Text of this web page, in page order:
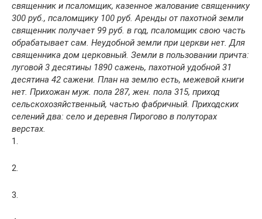
священник и псаломщик, казенное жалование священнику
300 руб., псаломщику 100 руб. Аренды от пахотной земли
священник получает 99 руб. в год, псаломщик свою часть
обрабатывает сам. Неудобной земли при церкви нет. Для
священника дом церковный. Земли в пользовании причта:
луговой 3 десятины 1890 сажень, пахотной удобной 31
десятина 42 сажени. План на землю есть, межевой книги
нет. Прихожан муж. пола 287, жен. пола 315, приход
сельскохозяйственный, частью фабричный. Приходских
селений два: село и деревня Пирогово в полуторах
верстах.
1.
2.
3.